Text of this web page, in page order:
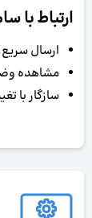
ارتباط با
ارسال
مشاهده
سازگار با